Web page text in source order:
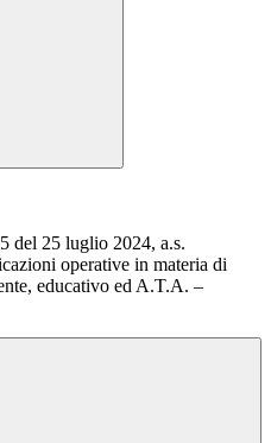
del 25 luglio 2024, a.s.
operative in materia di
educativo ed A.T.A. –